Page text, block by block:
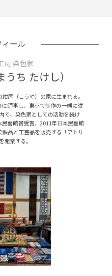
ール
房 染色家
ち たけし）
屋（こうや）の家に生まれる。
師事し、東京で制作の一端に従
で、染色家としての活動を続け
藝館賞受賞、2011年日本民藝館
品と工芸品を販売する「アトリ
開業する。